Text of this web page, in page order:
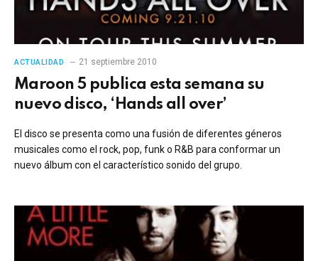
ACTUALIDAD 21 septiembre 2010
Maroon 5 publica esta semana su
nuevo disco, ‘Hands all over’
El disco se presenta como una fusión de diferentes géneros
musicales como el rock, pop, funk o R&B para conformar un
nuevo álbum con el característico sonido del grupo.